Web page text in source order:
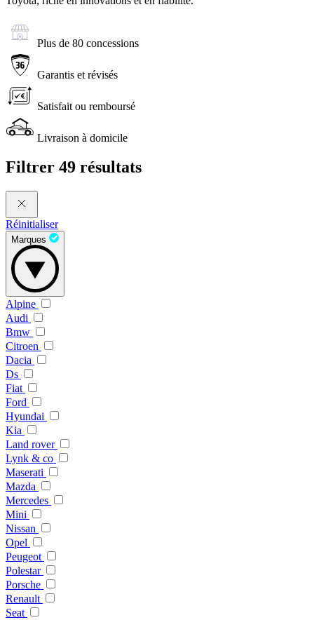
Plus de 80 concessions
Garantis et révisés
Satisfait ou remboursé
Livraison à domicile
Filtrer 49 résultats
Réinitialiser
Marques
Alpine
Audi
Bmw
Citroen
Dacia
Ds
Fiat
Ford
Hyundai
Kia
Land rover
Lynk & co
Maserati
Mazda
Mercedes
Mini
Nissan
Opel
Peugeot
Polestar
Porsche
Renault
Seat